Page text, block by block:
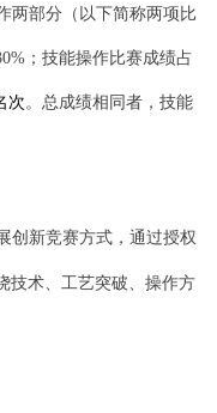
两部分（以下简称两项比
；技能操作比赛成绩占
次。 总成绩相同者，技能
创新竞赛方式，通过授权
技术、工艺突破、操作方